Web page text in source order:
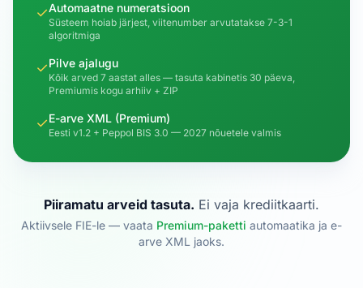
✓Automaatne numeratsioon
Süsteem hoiab järjest, viitenumber arvutatakse 7-3-1
algoritmiga
✓Pilve ajalugu
Kõik arved 7 aastat alles — tasuta kabinetis 30 päeva,
Premiumis kogu arhiiv + ZIP
✓E-arve XML (Premium)
Eesti v1.2 + Peppol BIS 3.0 — 2027 nõuetele valmis
Piiramatu arveid tasuta. Ei vaja krediitkaarti.
Aktiivsele FIE-le — vaata Premium-paketti automaatika ja e-
arve XML jaoks.